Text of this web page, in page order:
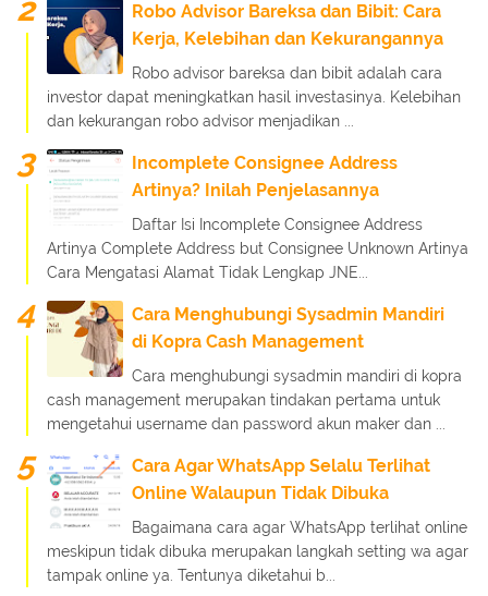
Robo Advisor Bareksa dan Bibit: Cara
Kerja, Kelebihan dan Kekurangannya
Robo advisor bareksa dan bibit adalah cara
investor dapat meningkatkan hasil investasinya. Kelebihan
dan kekurangan robo advisor menjadikan ...
Incomplete Consignee Address
Artinya? Inilah Penjelasannya
Daftar Isi Incomplete Consignee Address
Artinya Complete Address but Consignee Unknown Artinya
Cara Mengatasi Alamat Tidak Lengkap JNE...
Cara Menghubungi Sysadmin Mandiri
di Kopra Cash Management
Cara menghubungi sysadmin mandiri di kopra
cash management merupakan tindakan pertama untuk
mengetahui username dan password akun maker dan ...
Cara Agar WhatsApp Selalu Terlihat
Online Walaupun Tidak Dibuka
Bagaimana cara agar WhatsApp terlihat online
meskipun tidak dibuka merupakan langkah setting wa agar
tampak online ya. Tentunya diketahui b...